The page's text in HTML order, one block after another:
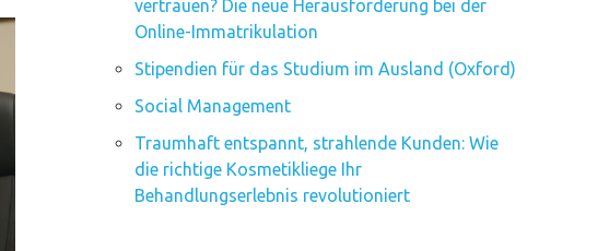
vertrauen? Die neue Herausforderung bei der
Online-Immatrikulation
Stipendien für das Studium im Ausland (Oxford)
Social Management
Traumhaft entspannt, strahlende Kunden: Wie
die richtige Kosmetikliege Ihr
Behandlungserlebnis revolutioniert